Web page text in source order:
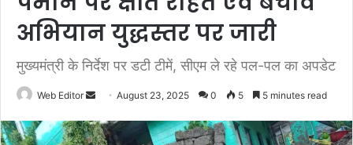
अभियान युद्धस्तर पर जारी
मुख्यमंत्री के निर्देश पर डटी टीमें, सीएम ले रहे पल-पल का अपडेट
Web Editor
n
August 23, 2025 0 5 5 minutes read